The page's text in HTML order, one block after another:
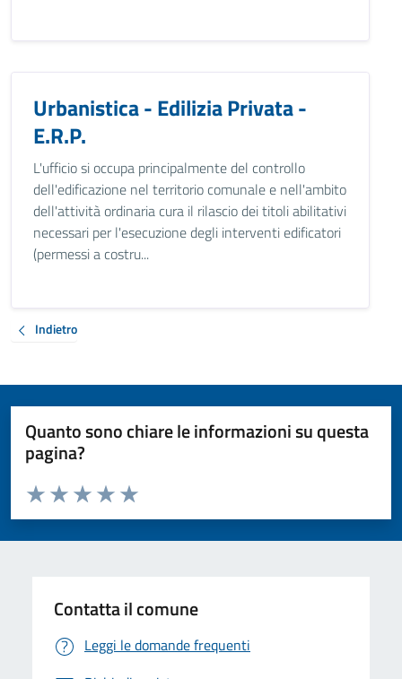
Urbanistica - Edilizia Privata -
E.R.P.
L'ufficio si occupa principalmente del controllo
dell'edificazione nel territorio comunale e nell'ambito
dell'attività ordinaria cura il rilascio dei titoli abilitativi
necessari per l'esecuzione degli interventi edificatori
(permessi a costru...
Indietro
Quanto sono chiare le informazioni su questa
pagina?
Valuta da 1 a 5 stelle la pagina
Valuta 5 stelle su 5
Valuta 4 stelle su 5
Valuta 3 stelle su 5
Valuta 2 stelle su 5
Valuta 1 stelle su 5
Contatta il comune
Leggi le domande frequenti